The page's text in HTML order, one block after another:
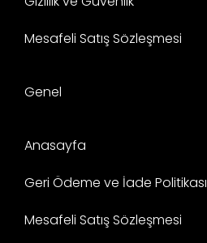
Mesafeli Satış Sözleşmesi
Genel
Anasayfa
Geri Ödeme ve İade Politikası
Mesafeli Satış Sözleşmesi